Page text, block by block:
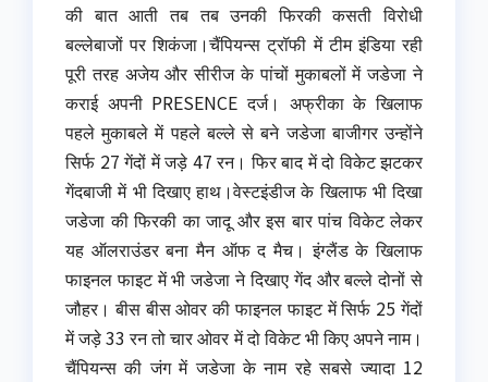
की बात आती तब तब उनकी फिरकी कसती विरोधी
बल्लेबाजों पर शिकंजा।चैंपियन्स ट्रॉफी में टीम इंडिया रही
पूरी तरह अजेय और सीरीज के पांचों मुकाबलों में जडेजा ने
कराई अपनी PRESENCE दर्ज। अफ्रीका के खिलाफ
पहले मुकाबले में पहले बल्ले से बने जडेजा बाजीगर उन्होंने
सिर्फ 27 गेंदों में जड़े 47 रन। फिर बाद में दो विकेट झटकर
गेंदबाजी में भी दिखाए हाथ।वेस्टइंडीज के खिलाफ भी दिखा
जडेजा की फिरकी का जादू और इस बार पांच विकेट लेकर
यह ऑलराउंडर बना मैन ऑफ द मैच। इंग्लैंड के खिलाफ
फाइनल फाइट में भी जडेजा ने दिखाए गेंद और बल्ले दोनों से
जौहर। बीस बीस ओवर की फाइनल फाइट में सिर्फ 25 गेंदों
में जड़े 33 रन तो चार ओवर में दो विकेट भी किए अपने नाम।
चैंपियन्स की जंग में जडेजा के नाम रहे सबसे ज्यादा 12